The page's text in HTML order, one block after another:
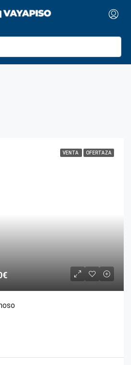
VENTA OFERTAZA